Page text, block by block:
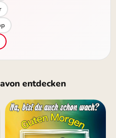
entdecken